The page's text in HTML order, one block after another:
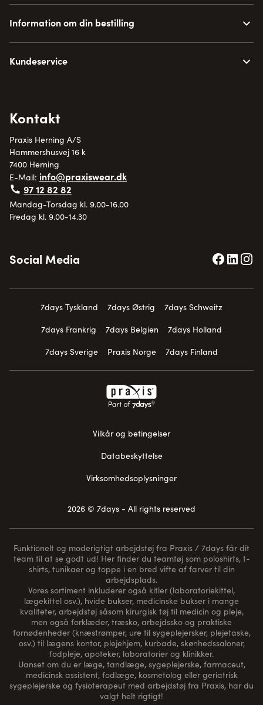
Information om din bestilling
Kundeservice
Kontakt
Praxis Herning A/S
Hammershusvej 16 k
7400 Herning
E-Mail: info@praxiswear.dk
97 12 82 82
Mandag-Torsdag kl. 9.00-16.00
Fredag kl. 9.00-14.30
Social Media
7days Tyskland 7days Østrig
7days Schweitz
7days Frankrig
7days Belgien
7days Holland
7days Sverige
Praxis Norge 7days Finland
Vilkår og betingelser
Databeskyttelse
Virksomhedsoplysninger
2026 © 7days - All rights reserved
Funktionelt og moderigtigt arbejdstøj fra Praxis / 7days får dit
team til at se godt ud! Her finder du teamtøj som poloshirts, t-
shirts, tunikaer og toppe i en bred vifte af farver til din
arbejdsplads.
Vores sortiment inkluderer også kitler (laboratoriekittel,
lægekittel osv.), hvide bukser, medicinske bukser i mange
kvaliteter, arbejdstøj såsom kirurgisk tøj til medicin og pleje,
men også forklæder, træsko, arbejdssko og praktiske
fornødenheder (knæstrømper, ure til sygeplejersker, plejetaske,
osv.) til lægens kontor, plejehjem, kurbade, skønhedssaloner,
fodpleje, apoteker, laboratorier og klinikker.
Uanset om du er læge, tandlæge, sygeplejerske, farmaceut,
medicinsk assistent, fodlæge, kosmetolog eller geriatrisk
sygeplejerske og fysioterapeut med arbejdstøj fra Praxis, har du
valgt helt rigtigt!